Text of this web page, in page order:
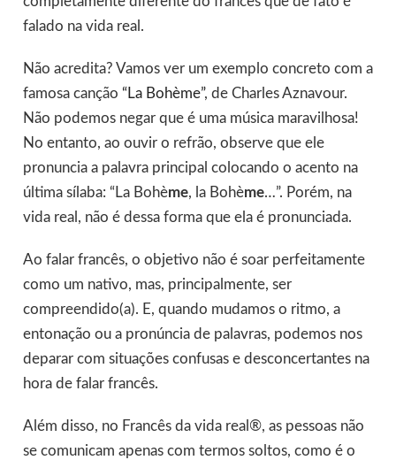
falado na vida real.
Não acredita? Vamos ver um exemplo concreto com a
famosa canção “La Bohème”, de Charles Aznavour.
Não podemos negar que é uma música maravilhosa!
No entanto, ao ouvir o refrão, observe que ele
pronuncia a palavra principal colocando o acento na
última sílaba: “La Bohème, la Bohème…”. Porém, na
vida real, não é dessa forma que ela é pronunciada.
Ao falar francês, o objetivo não é soar perfeitamente
como um nativo, mas, principalmente, ser
compreendido(a). E, quando mudamos o ritmo, a
entonação ou a pronúncia de palavras, podemos nos
deparar com situações confusas e desconcertantes na
hora de falar francês.
Além disso, no Francês da vida real®, as pessoas não
se comunicam apenas com termos soltos, como é o